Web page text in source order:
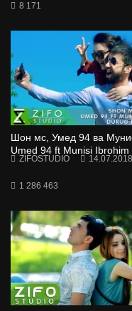
8 171
Шон мс, Умед 94 ва
Umed 94 ft Munisi
ZIFOSTUDIO 14.07.2018
1 286 463